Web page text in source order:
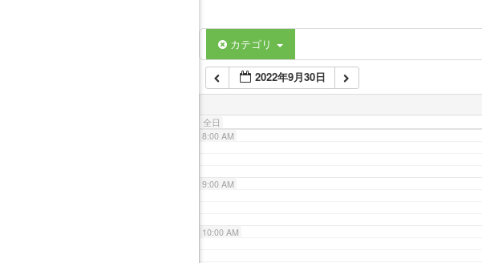
カテゴリ
2022年9月30日
全日
6:00 AM
7:00 AM
8:00 AM
9:00 AM
10:00 AM